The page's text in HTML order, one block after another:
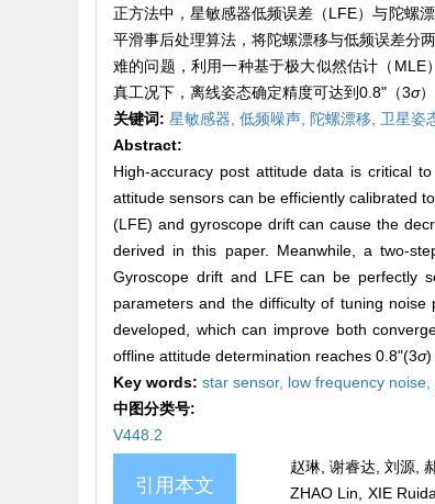
正方法中，星敏感器低频误差（LFE）与陀螺
平滑事后处理算法，将陀螺漂移与低频误差分
难的问题，利用一种基于极大似然估计（
真工况下，离线姿态确定精度可达到0.8"（3σ
关键词: 星敏感器, 低频噪声, 陀螺漂移, 卫星姿
Abstract:
High-accuracy post attitude data is critical
attitude sensors can be efficiently calibrated
(LFE) and gyroscope drift can cause the
derived in this paper. Meanwhile, a two-
Gyroscope drift and LFE can be perfectly
parameters and the difficulty of tuning
developed, which can improve both
offline attitude determination reaches 0.8"(3σ)
Key words: star sensor, low frequency noise,
中图分类号:
V448.2
引用本文
赵琳, 谢睿达, 刘源,
ZHAO Lin, XIE